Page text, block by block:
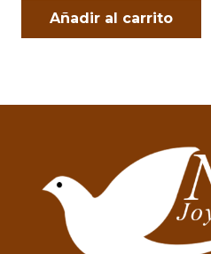
Añadir al carrito